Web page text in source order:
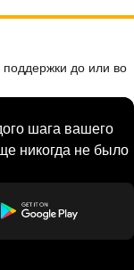
до или во
шага вашего
никогда не было